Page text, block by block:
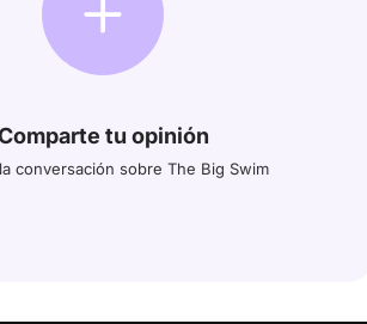
tu opinión
conversación sobre The Big Swim